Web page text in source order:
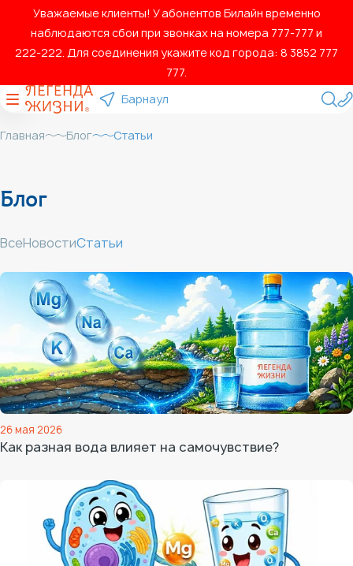
Уважаемые клиенты! У абонентов Билайн временно
наблюдаются сбои при звонках на номера 777‑777 и
222‑222. Для соединения укажите код города: 8 3852 777
777.
Барнаул
Главная Блог Статьи
Блог
ВсеНовостиСтатьи
26 мая 2026
Как разная вода влияет на самочувствие?